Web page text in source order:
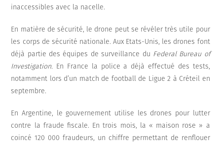
inaccessibles avec la nacelle.
En matière de sécurité, le drone peut se révéler très utile pour
les corps de sécurité nationale. Aux Etats-Unis, les drones font
déjà partie des équipes de surveillance du Federal Bureau of
Investigation. En France la police a déjà effectué des tests,
notamment lors d’un match de football de Ligue 2 à Créteil en
septembre.
En Argentine, le gouvernement utilise les drones pour lutter
contre la fraude fiscale. En trois mois, la « maison rose » a
coincé 120 000 fraudeurs, un chiffre permettant de renflouer